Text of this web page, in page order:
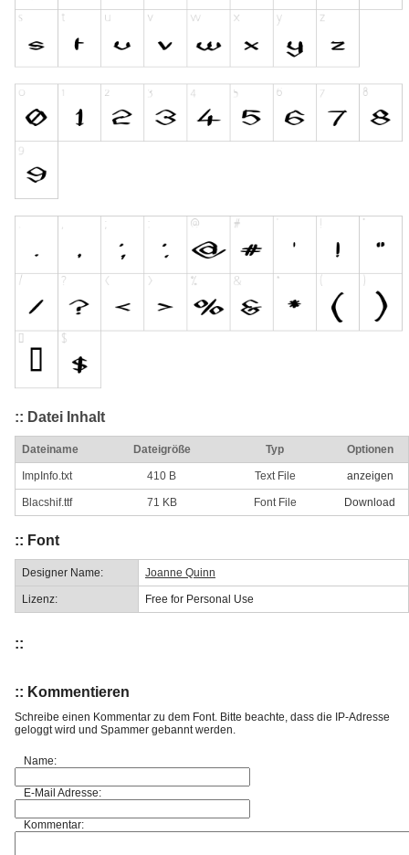
:: Datei Inhalt
Dateiname Dateigröße Typ Optionen
ImpInfo.txt 410 B Text File anzeigen
Blacshif.ttf 71 KB Font File Download
:: Font
Designer Name: Joanne Quinn
Lizenz: Free for Personal Use
::
:: Kommentieren
Schreibe einen Kommentar zu dem Font. Bitte beachte, dass die IP-Adresse
geloggt wird und Spammer gebannt werden.
Name:
E-Mail Adresse:
Kommentar: